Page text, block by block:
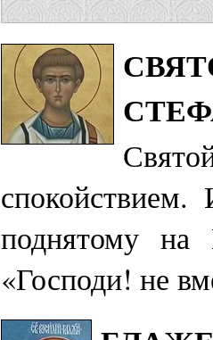
поднятому
«Господи! не